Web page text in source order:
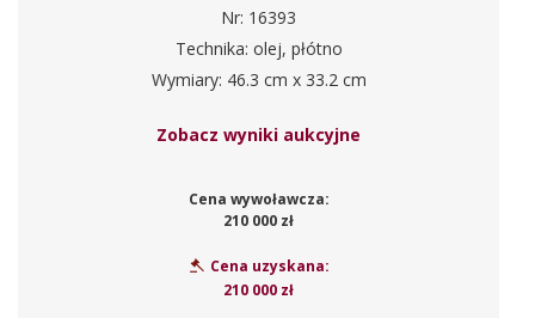
Nr: 16393
Technika: olej, płótno
Wymiary: 46.3 cm x 33.2 cm
Zobacz wyniki aukcyjne
Cena wywoławcza:
210 000 zł
Cena uzyskana:
210 000 zł